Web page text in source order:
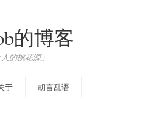
的博客
人的桃花源」
于 胡言乱语